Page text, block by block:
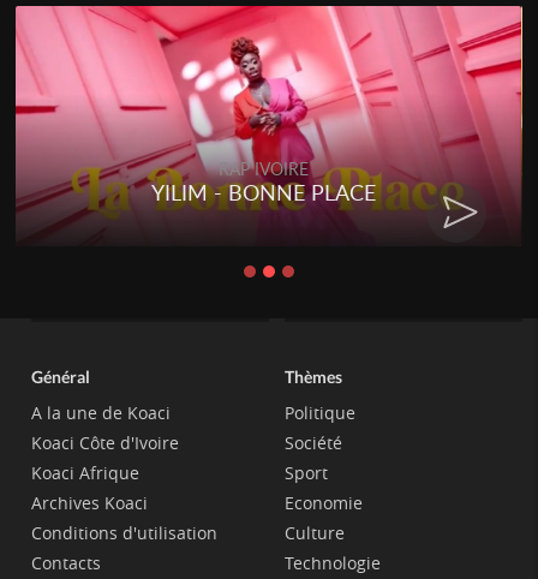
RAP IVOIRE
RENARD BARAKISSA - DOS DE
CHAT
Général
A la une de Koaci
Koaci Côte d'Ivoire
Koaci Afrique
Archives Koaci
Conditions d'utilisation
Contacts
Thèmes
Politique
Société
Sport
Economie
Culture
Technologie